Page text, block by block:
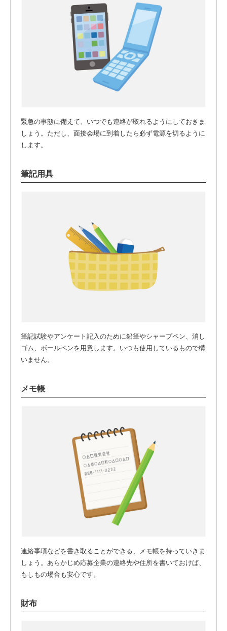
緊急の事態に備えて、いつでも連絡が取れるようにしておきま
しょう。ただし、面接会場に到着したら必ず電源を切るように
します。
筆記用具
筆記試験やアンケート記入のために鉛筆やシャープペン、消し
ゴム、ボールペンを用意します。いつも使用しているもので構
いません。
メモ帳
連絡事項などを書き取ることができる、メモ帳を持っていきま
しょう。あらかじめ応募企業の連絡先や住所を書いておけば、
もしもの場合も安心です。
財布